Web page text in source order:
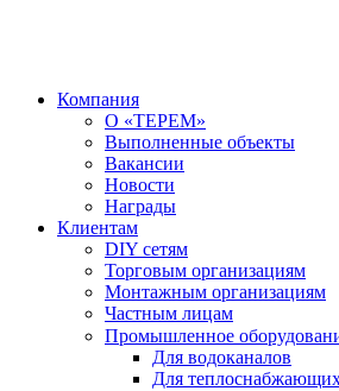
Компания
О «ТЕРЕМ»
Выполненные объекты
Вакансии
Новости
Награды
Клиентам
DIY сетям
Торговым организациям
Монтажным организациям
Частным лицам
Промышленное
Для водоканалов
Для